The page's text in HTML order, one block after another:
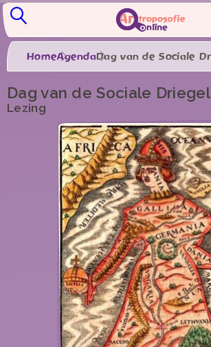
HomeAgendaDag van de Sociale
Dag van de Sociale
Lezing